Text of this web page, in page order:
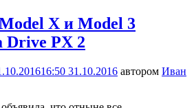
X и Model 3
Drive PX 2
16:50 31.10.2016 автором Иван